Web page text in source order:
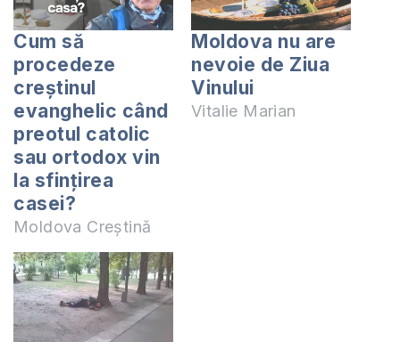
Cum să
procedeze
creștinul
evanghelic când
preotul catolic
sau ortodox vin
la sfințirea
casei?
Moldova Creștină
Moldova nu are
nevoie de Ziua
Vinului
Vitalie Marian